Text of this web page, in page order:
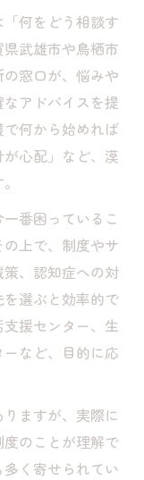
何をどう相談す
武雄市や鳥栖市
窓口が、悩みや
アドバイスを提
何から始めれば
心配」など、漠
番困っているこ
上で、制度やサ
、認知症への対
選ぶと効率的で
援センター、生
など、目的に応
ますが、実際に
度のことが理解で
く寄せられてい